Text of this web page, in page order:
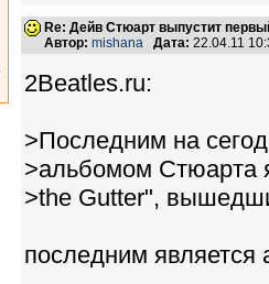
Re: Дейв Стюарт выпустит
Автор: mishana Дата: 22.04.11
2Beatles.ru:
>Последним на
>альбомом Стюарта
>the Gutter",
последним